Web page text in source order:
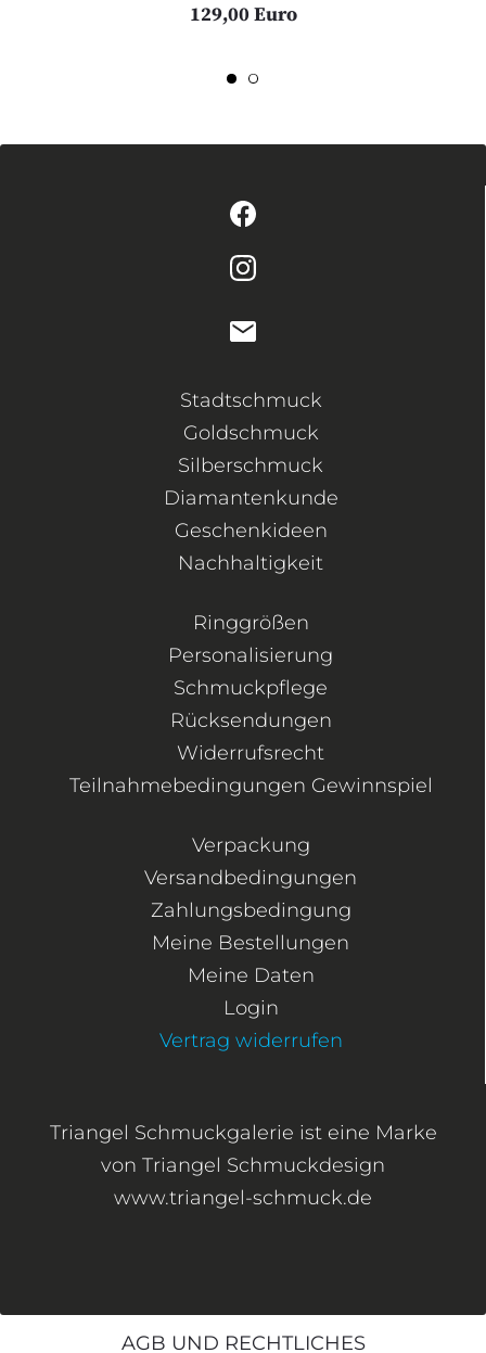
129,00 Euro
Stadtschmuck
Goldschmuck
Silberschmuck
Diamantenkunde
Geschenkideen
Nachhaltigkeit
Ringgrößen
Personalisierung
Schmuckpflege
Rücksendungen
Widerrufsrecht
Teilnahmebedingungen Gewinnspiel
Verpackung
Versandbedingungen
Zahlungsbedingung
Meine Bestellungen
Meine Daten
Login
Vertrag widerrufen
Triangel Schmuckgalerie ist eine Marke
von Triangel Schmuckdesign
www.triangel-schmuck.de
AGB UND RECHTLICHES